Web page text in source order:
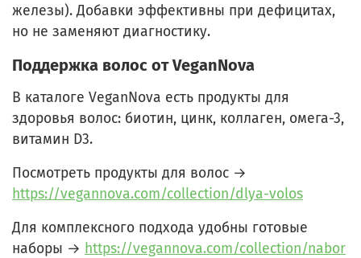
железы). Добавки эффективны при дефицитах,
но не заменяют диагностику.
Поддержка волос от VeganNova
В каталоге VeganNova есть продукты для
здоровья волос: биотин, цинк, коллаген, омега-3,
витамин D3.
Посмотреть продукты для волос →
https://vegannova.com/collection/dlya-volos
Для комплексного подхода удобны готовые
наборы → https://vegannova.com/collection/nabor